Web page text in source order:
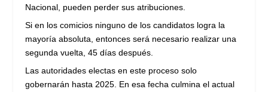
Nacional, pueden perder sus atribuciones.
Si en los comicios ninguno de los candidatos logra la
mayoría absoluta, entonces será necesario realizar una
segunda vuelta, 45 días después.
Las autoridades electas en este proceso solo
gobernarán hasta 2025. En esa fecha culmina el actual